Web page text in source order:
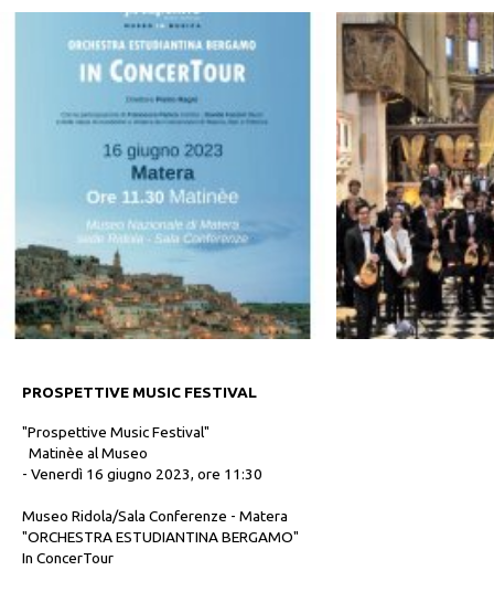
PROSPETTIVE MUSIC FESTIVAL
"Prospettive Music Festival"
Matinèe al Museo
- Venerdì 16 giugno 2023, ore 11:30
Museo Ridola/Sala Conferenze - Matera
"ORCHESTRA ESTUDIANTINA BERGAMO"
In ConcerTour